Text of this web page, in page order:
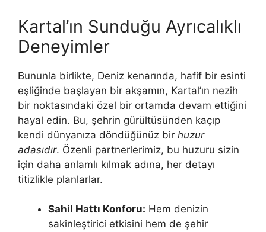
Kartal’ın Sunduğu Ayrıcalıklı
Deneyimler
Bununla birlikte, Deniz kenarında, hafif bir esinti
eşliğinde başlayan bir akşamın, Kartal’ın nezih
bir noktasındaki özel bir ortamda devam ettiğini
hayal edin. Bu, şehrin gürültüsünden kaçıp
kendi dünyanıza döndüğünüz bir huzur
adasıdır. Özenli partnerlerimiz, bu huzuru sizin
için daha anlamlı kılmak adına, her detayı
titizlikle planlarlar.
Sahil Hattı Konforu: Hem denizin
sakinleştirici etkisini hem de şehir